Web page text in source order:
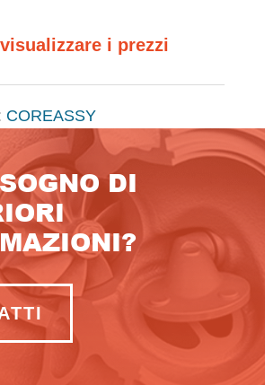
i prezzi
COREASSY
DI